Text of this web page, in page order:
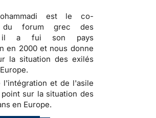
est le co-
du forum grec des
il a fui son pays
en 2000 et nous donne
la situation des exilés
l'intégration et de l'asile
sur la situation des
en Europe.